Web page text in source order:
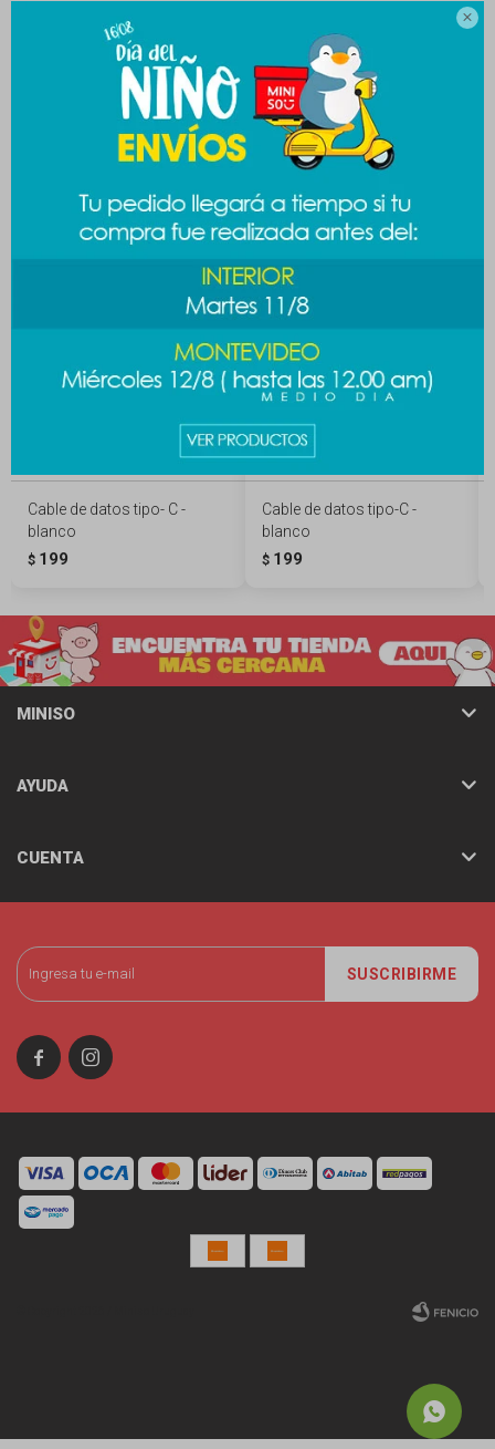

CAMBIOS Y DEVOLUCIONES
MEDIOS DE PAGO
Productos que te pueden interesar
Cable de datos tipo- C -
blanco
$ 199
Cable de datos tipo-C -
blanco
$ 199
SUSCRIBIRME
 
MINISO
AYUDA
CUENTA